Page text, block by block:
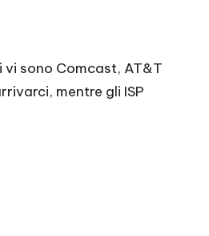
vi sono Comcast, AT&T
mentre gli ISP